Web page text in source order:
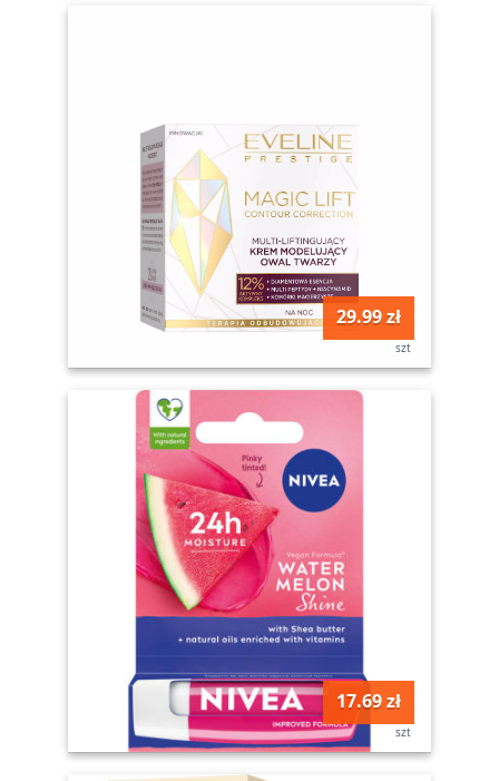
29.99 zł
szt
17.69 zł
szt